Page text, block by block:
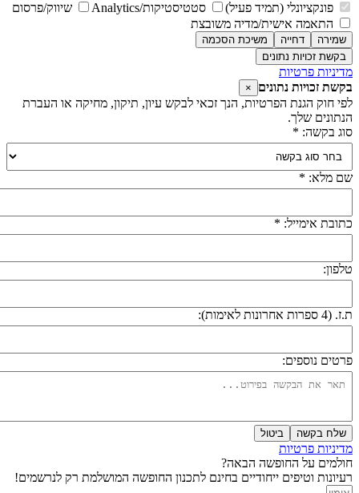
פונקציונלי (תמיד פעיל)
סטטיסטיקות/Analytics
שיווק/פרסום
התאמה אישית/מדיה משובצת
שמירה דחייה
משיכת הסכמה
בקשת זכויות נתונים
פרטיות
זכויות נתונים ×
חוק הגנת הפרטיות, הנך זכאי לבקש עיון, תיקון, מחיקה או העברת
שלך.
בקשה: *
מלא: *
אימייל: *
אחרונות לאימות):
נוספים:
שלח בקשה ביטול
פרטיות
על החופשה הבאה?
וטיפים ייחודיים בחינם לתכנון החופשה המושלמת רק לנרשמים!